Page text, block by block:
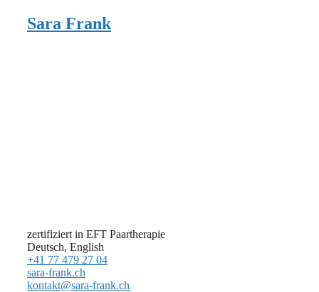
Sara Frank
zertifiziert in EFT Paartherapie
Deutsch, English
+41 77 479 27 04
sara-frank.ch
kontakt@sara-frank.ch